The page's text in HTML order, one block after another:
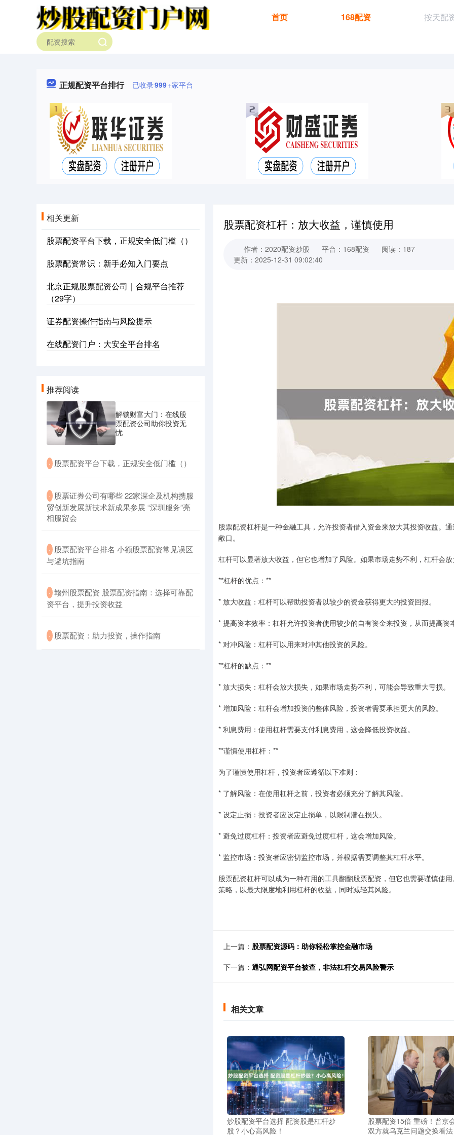
首页 168配资 按天配
正规配资平台排行 已收录999+家平台
股票配资杠杆：放大收益，谨慎使用
作者：2020配资炒股 平台：168配资
阅读：187
更新：2025-12-31 09:02:40
股票配资杠杆是一种金融工具，允许投资者借入资金来放大其投资收益。
敞口。
杠杆可以显著放大收益，但它也增加了风险。如果市场走势不利，杠杆会
**杠杆的优点：**
* 放大收益：杠杆可以帮助投资者以较少的资金获得更大的投资回报。
* 提高资本效率：杠杆允许投资者使用较少的自有资金来投资，从而提高资
* 对冲风险：杠杆可以用来对冲其他投资的风险。
**杠杆的缺点：**
* 放大损失：杠杆会放大损失，如果市场走势不利，可能会导致重大亏损。
* 增加风险：杠杆会增加投资的整体风险，投资者需要承担更大的风险。
* 利息费用：使用杠杆需要支付利息费用，这会降低投资收益。
**谨慎使用杠杆：**
为了谨慎使用杠杆，投资者应遵循以下准则：
* 了解风险：在使用杠杆之前，投资者必须充分了解其风险。
* 设定止损：投资者应设定止损单，以限制潜在损失。
* 避免过度杠杆：投资者应避免过度杠杆，这会增加风险。
* 监控市场：投资者应密切监控市场，并根据需要调整其杠杆水平。
股票配资杠杆可以成为一种有用的工具翻翻股票配资，但它也需要谨慎使
策略，以最大限度地利用杠杆的收益，同时减轻其风险。
上一篇： 股票配资源码：助你轻松掌控金融市场
下一篇： 通弘网配资平台被查，非法杠杆交易风险警示
相关文章
炒股配资平台选择 配资股是杠杆炒
股？小心高风险！
股票配资15倍 重磅！普京
双方就乌克兰问题交换看
相关更新
股票配资平台下载，正规安全低门槛（）
股票配资常识：新手必知入门要点
北京正规股票配资公司｜合规平台推荐
（29字）
证券配资操作指南与风险提示
在线配资门户：大安全平台排名
推荐阅读
解锁财富大门：在线股
票配资公司助你投资无
忧
· ​股票配资平台下载，正规安全低门槛（）
· ​股票证券公司有哪些 22家深企及机构携服
贸创新发展新技术新成果参展 “深圳服务”亮
相服贸会
· ​股票配资平台排名 小额股票配资常见误区
与避坑指南
· ​赣州股票配资 股票配资指南：选择可靠配
资平台，提升投资收益
· ​股票配资：助力投资，操作指南